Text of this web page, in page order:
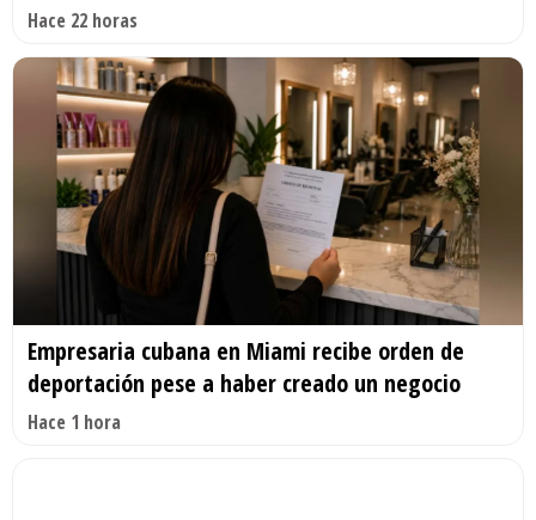
Hace 22 horas
Empresaria cubana en Miami recibe orden de
deportación pese a haber creado un negocio
Hace 1 hora